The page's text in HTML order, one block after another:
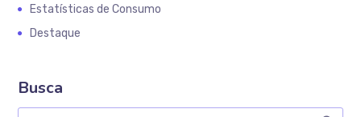
Estatísticas de Consumo
Destaque
Busca